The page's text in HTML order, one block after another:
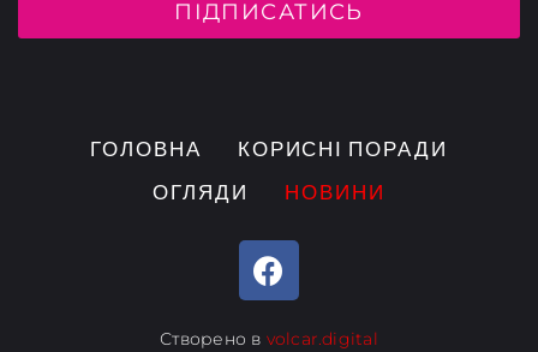
ПІДПИСАТИСЬ
ГОЛОВНА
КОРИСНІ ПОРАДИ
ОГЛЯДИ
НОВИНИ
Створено в volcar.digital